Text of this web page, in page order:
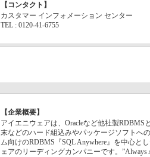
【コンタクト】
カスタマー インフォメーション センター
TEL : 0120-41-6755
【企業概要】
アイエニウェアは、Oracleなど他社製RDBMS
末などのハード組込みやパッケージソフトへ
ム向けのRDBMS『SQL Anywhere』を中心と
ェアのリーディングカンパニーです。”Always